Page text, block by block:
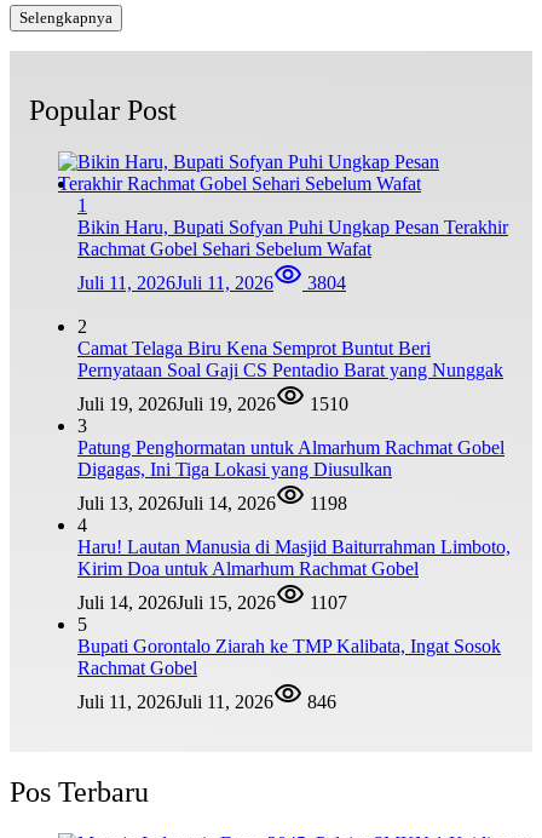
Selengkapnya
Popular Post
1
Bikin Haru, Bupati Sofyan Puhi Ungkap Pesan Terakhir
Rachmat Gobel Sehari Sebelum Wafat
Juli 11, 2026Juli 11, 2026 3804
2
Camat Telaga Biru Kena Semprot Buntut Beri
Pernyataan Soal Gaji CS Pentadio Barat yang Nunggak
Juli 19, 2026Juli 19, 2026
1510
3
Patung Penghormatan untuk Almarhum Rachmat Gobel
Digagas, Ini Tiga Lokasi yang Diusulkan
Juli 13, 2026Juli 14, 2026
1198
4
Haru! Lautan Manusia di Masjid Baiturrahman Limboto,
Kirim Doa untuk Almarhum Rachmat Gobel
Juli 14, 2026Juli 15, 2026
1107
5
Bupati Gorontalo Ziarah ke TMP Kalibata, Ingat Sosok
Rachmat Gobel
Juli 11, 2026Juli 11, 2026 846
Pos Terbaru